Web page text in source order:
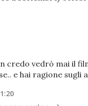
credo vedrò mai il
e hai ragione sugli